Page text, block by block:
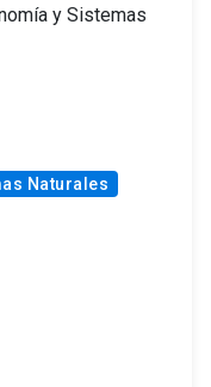
y Sistemas
Naturales